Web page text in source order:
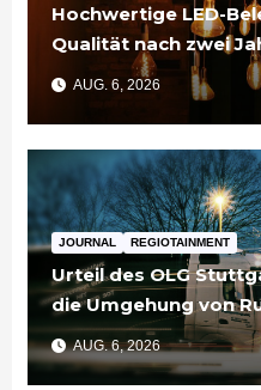
Hochwertige LED-
Qualität nach zwei
AUG. 6, 2026
JOURNAL REGIOTAINMENT
Urteil des OLG
die Umgehung von
Unternehmen
AUG. 6, 2026